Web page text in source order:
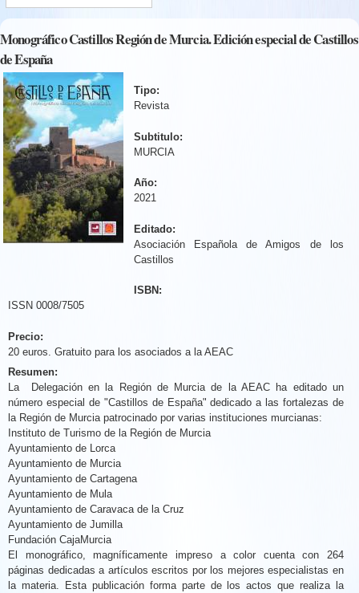
Monográfico Castillos Región de Murcia. Edición especial de Castillos
de España
Tipo:
Revista
Subtitulo:
MURCIA
Año:
2021
Editado:
Asociación Española de Amigos de los
Castillos
ISBN:
ISSN 0008/7505
Precio:
20 euros. Gratuito para los asociados a la AEAC
Resumen:
La Delegación en la Región de Murcia de la AEAC ha editado un
número especial de "Castillos de España" dedicado a las fortalezas de
la Región de Murcia patrocinado por varias instituciones murcianas:
Instituto de Turismo de la Región de Murcia
Ayuntamiento de Lorca
Ayuntamiento de Murcia
Ayuntamiento de Cartagena
Ayuntamiento de Mula
Ayuntamiento de Caravaca de la Cruz
Ayuntamiento de Jumilla
Fundación CajaMurcia
El monográfico, magníficamente impreso a color cuenta con 264
páginas dedicadas a artículos escritos por los mejores especialistas en
la materia. Esta publicación forma parte de los actos que realiza la